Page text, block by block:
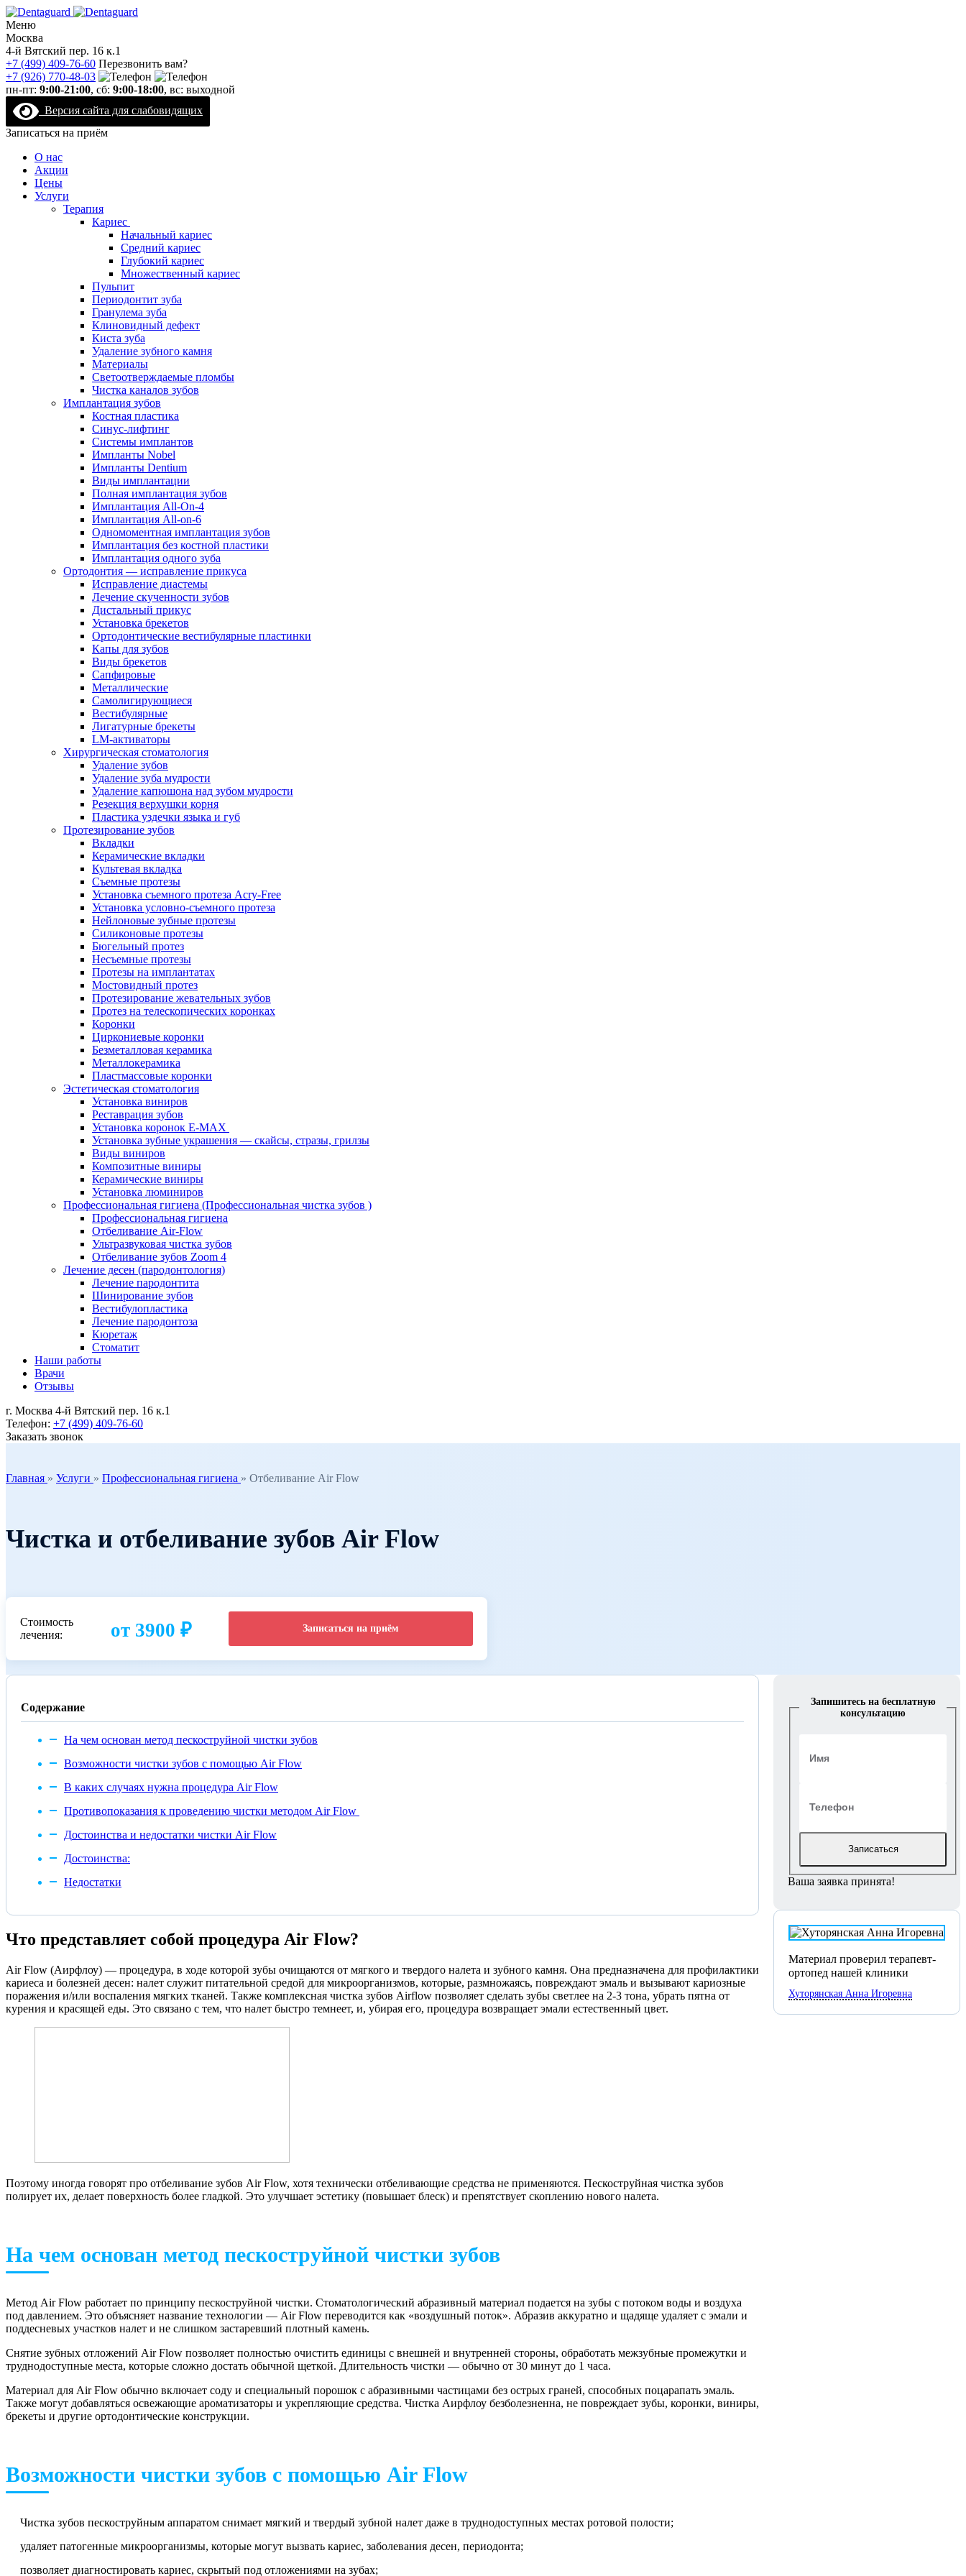
Меню
Москва
4-й Вятский пер. 16 к.1
+7 (499) 409-76-60 Перезвонить вам?
+7 (926) 770-48-03
пн-пт: 9:00-21:00, сб: 9:00-18:00, вс: выходной
Версия сайта для слабовидящих
Записаться на приём
О нас
Акции
Цены
Услуги
Терапия
Кариес
Начальный кариес
Средний кариес
Глубокий кариес
Множественный кариес
Пульпит
Периодонтит зуба
Гранулема зуба
Клиновидный дефект
Киста зуба
Удаление зубного камня
Материалы
Светоотверждаемые пломбы
Чистка каналов зубов
Имплантация зубов
Костная пластика
Синус-лифтинг
Системы имплантов
Импланты Nobel
Импланты Dentium
Виды имплантации
Полная имплантация зубов
Имплантация All-On-4
Имплантация All-on-6
Одномоментная имплантация зубов
Имплантация без костной пластики
Имплантация одного зуба
Ортодонтия — исправление прикуса
Исправление диастемы
Лечение скученности зубов
Дистальный прикус
Установка брекетов
Ортодонтические вестибулярные пластинки
Капы для зубов
Виды брекетов
Сапфировые
Металлические
Самолигирующиеся
Вестибулярные
Лигатурные брекеты
LM-активаторы
Хирургическая стоматология
Удаление зубов
Удаление зуба мудрости
Удаление капюшона над зубом мудрости
Резекция верхушки корня
Пластика уздечки языка и губ
Протезирование зубов
Вкладки
Керамические вкладки
Культевая вкладка
Съемные протезы
Установка съемного протеза Acry-Free
Установка условно-съемного протеза
Нейлоновые зубные протезы
Силиконовые протезы
Бюгельный протез
Несъемные протезы
Протезы на имплантатах
Мостовидный протез
Протезирование жевательных зубов
Протез на телескопических коронках
Коронки
Циркониевые коронки
Безметалловая керамика
Металлокерамика
Пластмассовые коронки
Эстетическая стоматология
Установка виниров
Реставрация зубов
Установка коронок E-MAX
Установка зубные украшения — скайсы, стразы, грилзы
Виды виниров
Композитные виниры
Керамические виниры
Установка люминиров
Профессиональная гигиена (Профессиональная чистка зубов )
Профессиональная гигиена
Отбеливание Air-Flow
Ультразвуковая чистка зубов
Отбеливание зубов Zoom 4
Лечение десен (пародонтология)
Лечение пародонтита
Шинирование зубов
Вестибулопластика
Лечение пародонтоза
Кюретаж
Стоматит
Наши работы
Врачи
Отзывы
г. Москва 4-й Вятский пер. 16 к.1
Телефон: +7 (499) 409-76-60
Заказать звонок
Главная » Услуги » Профессиональная гигиена » Отбеливание Air Flow
Чистка и отбеливание зубов Air Flow
Стоимость
лечения:
от 3900 ₽ Записаться на приём
Содержание
На чем основан метод пескоструйной чистки зубов
Возможности чистки зубов с помощью Air Flow
В каких случаях нужна процедура Air Flow
Противопоказания к проведению чистки методом Air Flow
Достоинства и недостатки чистки Air Flow
Достоинства:
Недостатки
Что представляет собой процедура Air Flow?
Air Flow (Аирфлоу) — процедура, в ходе которой зубы очищаются от мягкого и твердого налета и зубного камня. Она предназначена для профилактики
кариеса и болезней десен: налет служит питательной средой для микроорганизмов, которые, размножаясь, повреждают эмаль и вызывают кариозные
поражения и/или воспаления мягких тканей. Также комплексная чистка зубов Airflow позволяет сделать зубы светлее на 2-3 тона, убрать пятна от
курения и красящей еды. Это связано с тем, что налет быстро темнеет, и, убирая его, процедура возвращает эмали естественный цвет.
Поэтому иногда говорят про отбеливание зубов Air Flow, хотя технически отбеливающие средства не применяются. Пескоструйная чистка зубов
полирует их, делает поверхность более гладкой. Это улучшает эстетику (повышает блеск) и препятствует скоплению нового налета.
На чем основан метод пескоструйной чистки зубов
Метод Air Flow работает по принципу пескоструйной чистки. Стоматологический абразивный материал подается на зубы с потоком воды и воздуха
под давлением. Это объясняет название технологии — Air Flow переводится как «воздушный поток». Абразив аккуратно и щадяще удаляет с эмали и
поддесневых участков налет и не слишком застаревший плотный камень.
Снятие зубных отложений Air Flow позволяет полностью очистить единицы с внешней и внутренней стороны, обработать межзубные промежутки и
труднодоступные места, которые сложно достать обычной щеткой. Длительность чистки — обычно от 30 минут до 1 часа.
Материал для Air Flow обычно включает соду и специальный порошок с абразивными частицами без острых граней, способных поцарапать эмаль.
Также могут добавляться освежающие ароматизаторы и укрепляющие средства. Чистка Аирфлоу безболезненна, не повреждает зубы, коронки, виниры,
брекеты и другие ортодонтические конструкции.
Возможности чистки зубов с помощью Air Flow
Чистка зубов пескоструйным аппаратом снимает мягкий и твердый зубной налет даже в труднодоступных местах ротовой полости;
удаляет патогенные микроорганизмы, которые могут вызвать кариес, заболевания десен, периодонта;
позволяет диагностировать кариес, скрытый под отложениями на зубах;
Запишитесь на бесплатную
консультацию
Записаться
Ваша заявка принята!
Материал проверил терапевт-
ортопед нашей клиники
Хуторянская Анна Игоревна